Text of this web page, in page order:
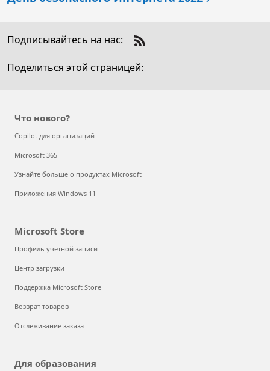
Как Nokia использует Azure Arc для
мультиоблачном мире
трансформация взаимодействия с
Как раскрыть вкус меда с помощью
дополненной реальности
Как спасти виноградники от поздних
климата
Кибербезопасность для юристов и
финансистов
Power On: The Story of Xbox
Подписывайтесь на нас:
Check
out
Поделиться этой страницей:
Что нового?
Copilot для организаций
Microsoft 365
Узнайте больше о продуктах Microsoft
Приложения Windows 11
Microsoft Store
Профиль учетной записи
Центр загрузки
Поддержка Microsoft Store
Возврат товаров
Отслеживание заказа
Для образования